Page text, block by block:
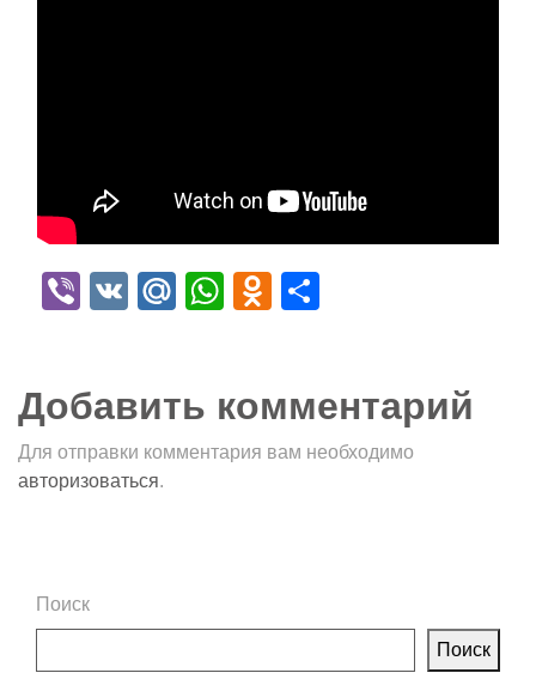
Viber
VK Mail.Ru
WhatsApp
Odnoklassniki
Добавить комментарий
Для отправки комментария вам необходимо
авторизоваться.
Поиск
Поиск